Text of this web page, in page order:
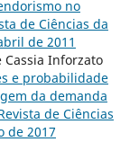
no
de Ciências da
de 2011
Cassia Inforzato
e probabilidade
da demanda
de Ciências
de 2017